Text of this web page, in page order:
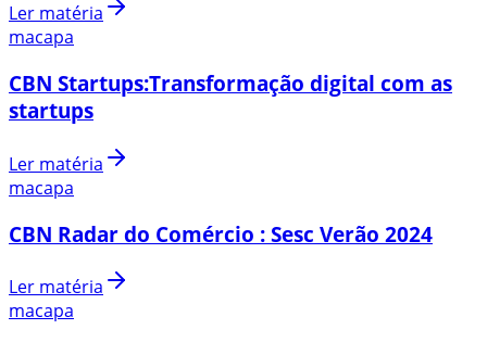
Ler matéria
macapa
CBN Startups:Transformação digital com as
startups
Ler matéria
macapa
CBN Radar do Comércio : Sesc Verão 2024
Ler matéria
macapa